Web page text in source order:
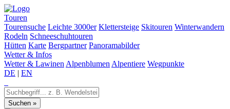
Touren
Tourensuche Leichte 3000er Klettersteige Skitouren Winterwandern
Rodeln Schneeschuhtouren
Hütten Karte Bergpartner Panoramabilder
Wetter & Infos
Wetter & Lawinen Alpenblumen Alpentiere Wegpunkte
DE | EN